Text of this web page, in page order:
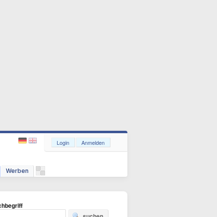
Werben
Login Anmelden